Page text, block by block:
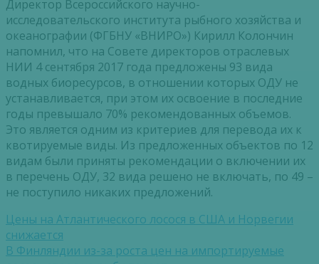
Директор Всероссийского научно-
исследовательского института рыбного хозяйства и
океанографии (ФГБНУ «ВНИРО») Кирилл Колончин
напомнил, что на Совете директоров отраслевых
НИИ 4 сентября 2017 года предложены 93 вида
водных биоресурсов, в отношении которых ОДУ не
устанавливается, при этом их освоение в последние
годы превышало 70% рекомендованных объемов.
Это является одним из критериев для перевода их к
квотируемые виды. Из предложенных объектов по 12
видам были приняты рекомендации о включении их
в перечень ОДУ, 32 вида решено не включать, по 49 –
не поступило никаких предложений.
Цены на Атлантического лосося в США и Норвегии
снижается
В Финляндии из-за роста цен на импортируемые